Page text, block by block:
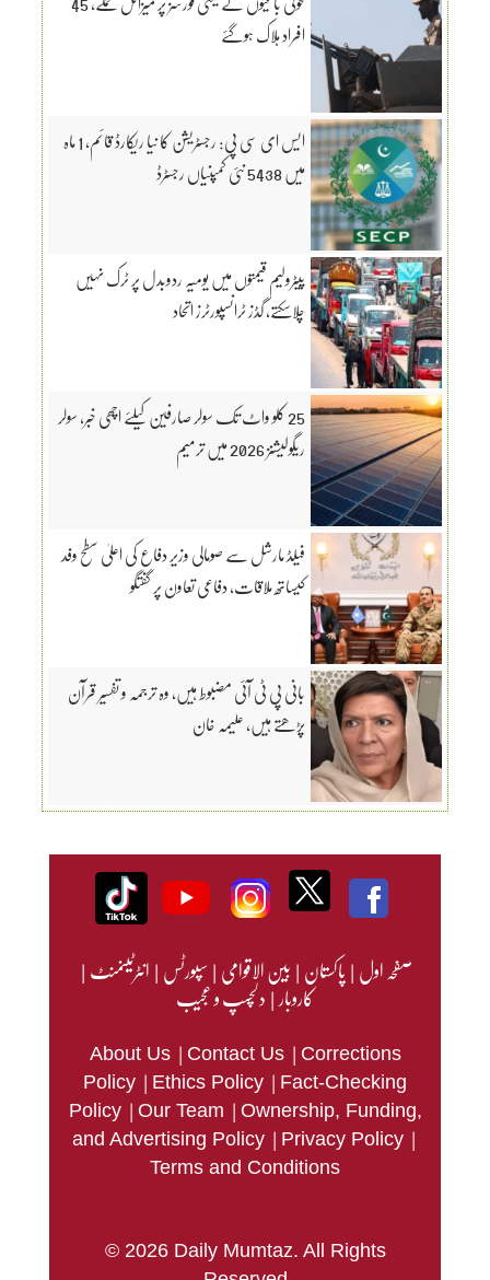
افراد ہلاک ہوگئے
ایس ای سی پی: رجسٹریشن کا نیا ریکارڈ قائم، 1 ماہ
میں 5438 نئی کمپنیاں رجسٹرڈ
پیٹرولیم قیمتوں میں یومیہ ردوبدل پر ٹرک نہیں
چلاسکتے، گڈز ٹرانسپورٹرز اتحاد
25 کلو واٹ تک سولر صارفین کیلئے اچھی خبر، سولر
ریگولیشنز 2026 میں ترمیم
فیلڈ مارشل سے صومالی وزیر دفاع کی اعلیٰ سطح وفد
کیساتھ ملاقات، دفاعی تعاون پر گفتگو
بانی پی ٹی آئی مضبوط ہیں، وہ ترجمہ و تفسیر قرآن
پڑھتے ہیں، علیمہ خان
صفحہ اول|پاکستان|بین الاقوامی|سپورٹس|انٹرٹینمنٹ|
کاروبار|دلچسپ و عجیب
About Us | Contact Us | Corrections
Policy | Ethics Policy | Fact-Checking
Policy | Our Team | Ownership, Funding,
and Advertising Policy | Privacy Policy |
Terms and Conditions
© 2026 Daily Mumtaz. All Rights